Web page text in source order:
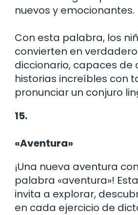
nuevos y emocionantes.
Con esta palabra, los
convierten en
diccionario, capaces de
historias increíbles con
pronunciar un conjuro
15.
«Aventura»
¡Una nueva aventura
palabra «aventura»!
invita a explorar,
en cada ejercicio de